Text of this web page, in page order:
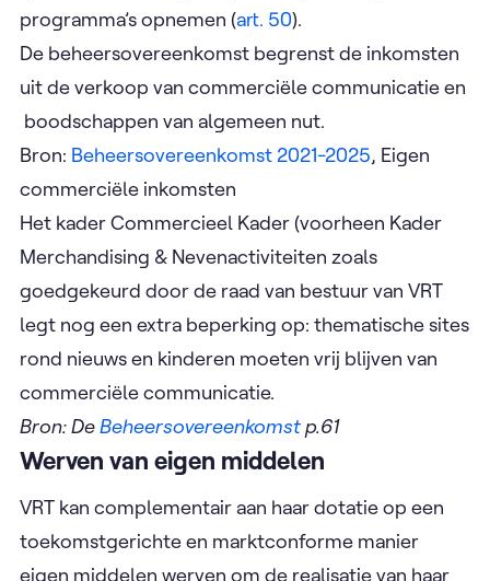
programma’s opnemen (art. 50).
De beheersovereenkomst begrenst de inkomsten
uit de verkoop van commerciële communicatie en
boodschappen van algemeen nut.
Bron: Beheersovereenkomst 2021-2025, Eigen
commerciële inkomsten
Het kader Commercieel Kader (voorheen Kader
Merchandising & Nevenactiviteiten zoals
goedgekeurd door de raad van bestuur van VRT
legt nog een extra beperking op: thematische sites
rond nieuws en kinderen moeten vrij blijven van
commerciële communicatie.
Bron: DeBeheersovereenkomstp.61
Werven van eigen middelen
VRT kan complementair aan haar dotatie op een
toekomstgerichte en marktconforme manier
eigen middelen werven om de realisatie van haar